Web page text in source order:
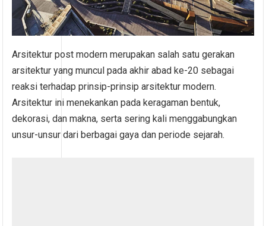
Arsitektur post modern merupakan salah satu gerakan
arsitektur yang muncul pada akhir abad ke-20 sebagai
reaksi terhadap prinsip-prinsip arsitektur modern.
Arsitektur ini menekankan pada keragaman bentuk,
dekorasi, dan makna, serta sering kali menggabungkan
unsur-unsur dari berbagai gaya dan periode sejarah.